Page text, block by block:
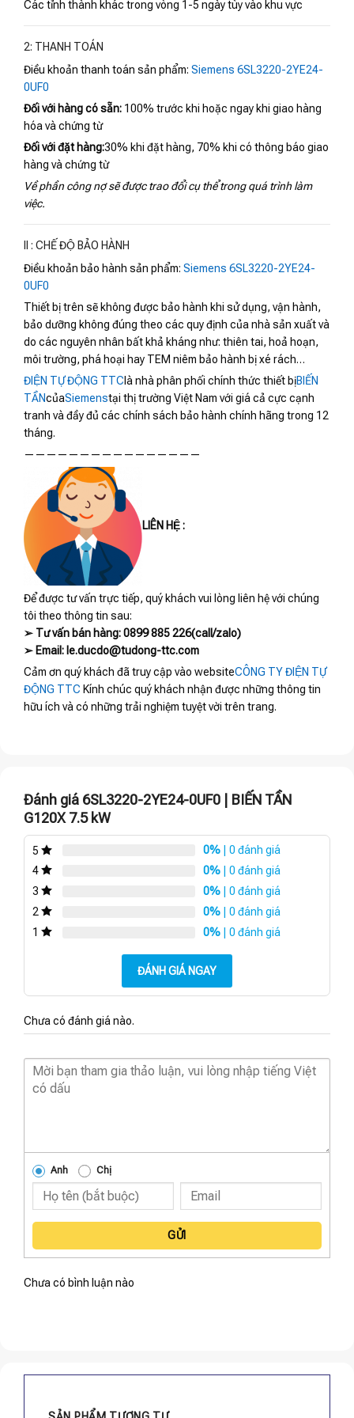
Các tỉnh thành khác trong vòng 1-5 ngày tùy vào khu vực
2: THANH TOÁN
Điều khoản thanh toán sản phẩm: Siemens 6SL3220-2YE24-
0UF0
Đối với hàng có sẵn: 100% trước khi hoặc ngay khi giao hàng
hóa và chứng từ
Đối với đặt hàng:30% khi đặt hàng, 70% khi có thông báo giao
hàng và chứng từ
Về phần công nợ sẽ được trao đổi cụ thể trong quá trình làm
việc.
II : CHẾ ĐỘ BẢO HÀNH
Điều khoản bảo hành sản phẩm: Siemens 6SL3220-2YE24-
0UF0
Thiết bị trên sẽ không được bảo hành khi sử dụng, vận hành,
bảo dưỡng không đúng theo các quy định của nhà sản xuất và
do các nguyên nhân bất khả kháng như: thiên tai, hoả hoạn,
môi trường, phá hoại hay TEM niêm bảo hành bị xé rách…
ĐIỆN TỰ ĐỘNG TTC là nhà phân phối chính thức thiết bịBIẾN
TẦNcủaSiemenstại thị trường Việt Nam với giá cả cực cạnh
tranh và đầy đủ các chính sách bảo hành chính hãng trong 12
tháng.
————————————————
LIÊN HỆ :
Để được tư vấn trực tiếp, quý khách vui lòng liên hệ với chúng
tôi theo thông tin sau:
➢ Tư vấn bán hàng: 0899 885 226(call/zalo)
➢ Email: le.ducdo@tudong-ttc.com
Cảm ơn quý khách đã truy cập vào websiteCÔNG TY ĐIỆN TỰ
ĐỘNG TTC Kính chúc quý khách nhận được những thông tin
hữu ích và có những trải nghiệm tuyệt vời trên trang.
Đánh giá 6SL3220-2YE24-0UF0 | BIẾN TẦN
G120X 7.5 kW
5 0% | 0 đánh giá
4
0% | 0 đánh giá
3
0% | 0 đánh giá
2
0% | 0 đánh giá
1
0% | 0 đánh giá
ĐÁNH GIÁ NGAY
Chưa có đánh giá nào.
Anh Chị
GỬI
Chưa có bình luận nào